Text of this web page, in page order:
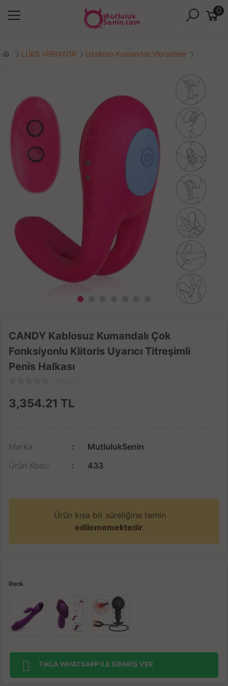
0
LÜKS VİBRATÖR Uzaktan Kumandalı Vibratörler
CANDY Kablosuz Kumandalı Çok
Fonksiyonlu Klitoris Uyarıcı Titreşimli
Penis Halkası
3,354.21 TL
Marka
MutlulukSenin
Ürün Kodu
433
Ürün kısa bir süreliğine temin
edilememektedir.
Renk
TIKLA WHATSAPP İLE SİPARİŞ VER